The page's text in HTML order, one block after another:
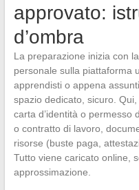
approvato:
d’ombra
La preparazione inizia con
personale sulla piattaforma
apprendisti o appena
spazio dedicato, sicuro.
carta d’identità o permesso
o contratto di lavoro,
risorse (buste paga,
Tutto viene caricato online,
approssimazione.